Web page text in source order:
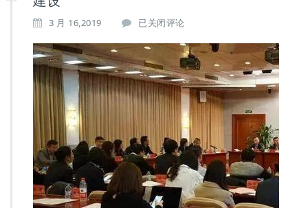
3 月 16,2019
贯
落
实
《电
子
商
法》
智
慧
零
售
助
已关闭评论